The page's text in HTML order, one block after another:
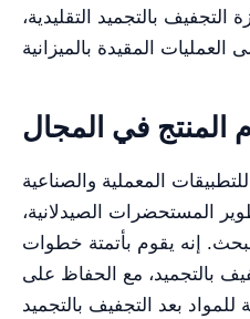
التجفيف بالتجميد التقليدية،
المنتج في المجال
المعملية والصناعية
المستحضرات الصيدلانية،
إنه يقوم بأتمتة خطوات
بالتجميد، مع الحفاظ على